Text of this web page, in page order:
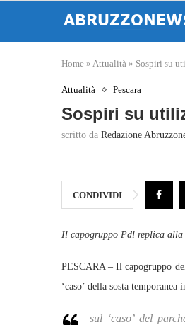
Home » Attualità » Sospiri su
Attualità Pescara
Sospiri su
scritto da Redazione
CONDIVIDI
Il capogruppo Pdl replica alla
PESCARA – Il capogruppo
‘caso’ della sosta
sul ‘caso’ del